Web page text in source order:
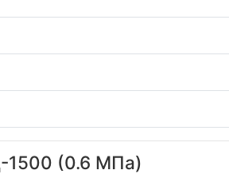
1500 (0.6 МПа)